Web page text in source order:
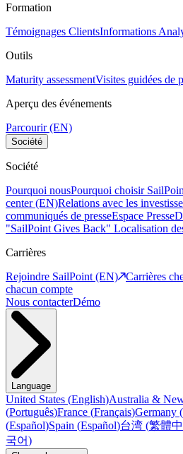
Formation
Témoignages ClientsInformations
Outils
Maturity assessmentVisites guidées de
Aperçu des événements
Parcourir (EN)
Société
Société
Pourquoi nousPourquoi choisir
center (EN)Relations avec les
communiqués de presseEspace Presse
"SailPoint Gives Back" Localisation
Carrières
Rejoindre SailPoint (EN)
Carrières
chacun compte
Nous contacterDémo
Language
United States (English)Australia &
(Português)France (Français)Germany (
(Español)Spain (Español)台湾 (繁體
국어)